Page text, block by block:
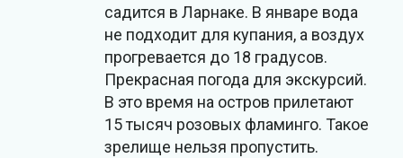
садится в Ларнаке. В январе вода
не подходит для купания, а воздух
прогревается до 18 градусов.
Прекрасная погода для экскурсий.
В это время на остров прилетают
15 тысяч розовых фламинго. Такое
зрелище нельзя пропустить.